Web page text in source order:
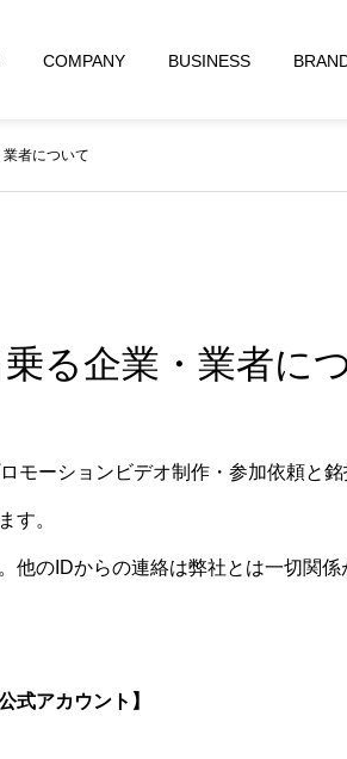
COMPANY BUSINESS
業者について
る企業・業者に
モーションビデオ制作・参加依頼と
す。
のIDからの連絡は弊社とは一切関係
式アカウント】